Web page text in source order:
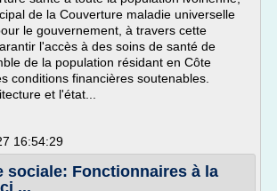
de la Couverture maladie universelle
le gouvernement, à travers cette
l'accès à des soins de santé de
de la population résidant en Côte
conditions financières soutenables.
et l'état...
16:54:29
sociale: Fonctionnaires à la
...